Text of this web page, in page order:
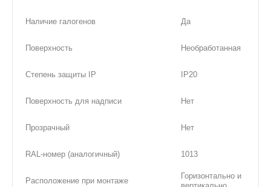
Наличие галогенов Да
Поверхность Необработанная
Степень защиты IP IP20
Поверхность для надписи Нет
Прозрачный Нет
RAL-номер (аналогичный) 1013
Расположение при монтаже
Горизонтально и